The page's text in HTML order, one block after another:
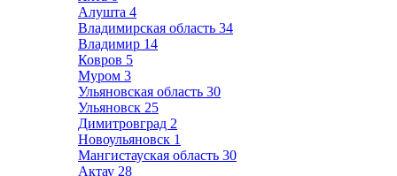
Алушта 4
Владимирская область 34
Владимир 14
Ковров 5
Муром 3
Ульяновская область 30
Ульяновск 25
Димитровград 2
Новоульяновск 1
Мангистауская область 30
Актау 28